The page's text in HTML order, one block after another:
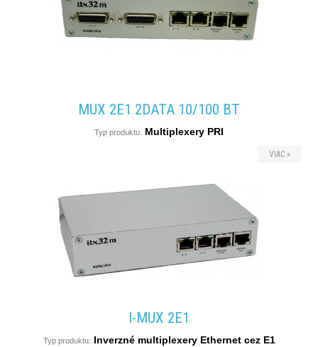
MUX 2E1 2DATA 10/100 BT
Typ produktu: Multiplexery PRI
VIAC »
I-MUX 2E1
Typ produktu: Inverzné multiplexery Ethernet cez E1